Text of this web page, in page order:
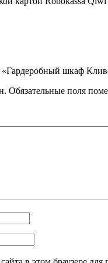
«Гардеробный шкаф
Обязательные поля